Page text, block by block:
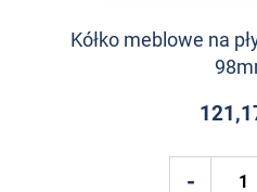
Kółko meblowe na